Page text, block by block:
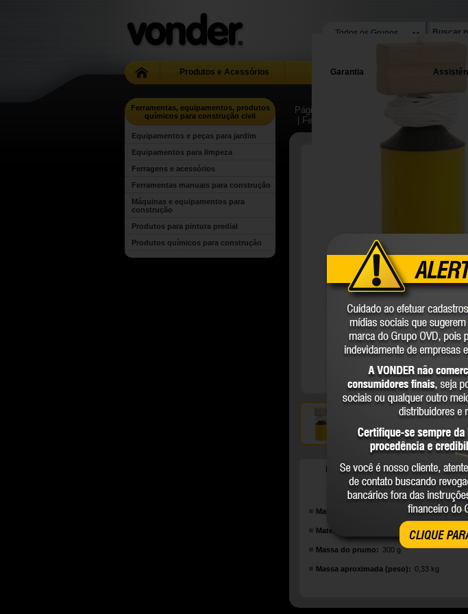
CLIQUE
Produtos e Acessórios Garantia
Ferramentas, equipamentos, produtos
químicos para construção civil
Equipamentos e peças para jardim
Equipamentos para limpeza
Ferragens e acessórios
Ferramentas manuais para construção
Máquinas e equipamentos para
construção
Produtos para pintura predial
Produtos químicos para construção
Página Inicial
| Ferramentas,
| Ferramentas manuais para construção
DETALHES TÉCNICOS
Material do corpo do prumo: Plástico
Material da base de apoio do prumo:
Massa do prumo: 300 g
Massa aproximada (peso): 0,33 kg